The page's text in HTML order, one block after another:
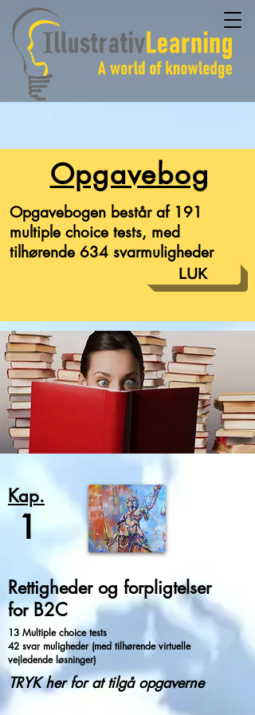
Opgavebogen består af 191
multiple choice tests, med
tilhørende 634 svarmuligheder
Opgavebog
LUK
Kap.
1
Rettigheder og forpligtelser
for B2C
13 Multiple choice tests
42 svar muligheder (med tilhørende virtuelle
vejledende løsninger)
TRYK her for at tilgå opgaverne